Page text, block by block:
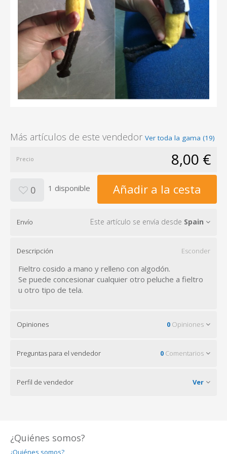
Más artículos de este vendedor Ver toda la gama (19)
Precio 8,00 €
0 1 disponible Añadir a la cesta
Envío Este artículo se envía desde Spain
Descripción Esconder
Fieltro cosido a mano y relleno con algodón.
Se puede concesionar cualquier otro peluche a fieltro
u otro tipo de tela.
Opiniones 0 Opiniones
Preguntas para el vendedor 0 Comentarios
Perfil de vendedor Ver
¿Quiénes somos?
¿Quiénes somos?